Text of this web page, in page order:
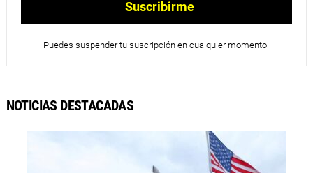
Puedes suspender tu suscripción en cualquier momento.
NOTICIAS DESTACADAS